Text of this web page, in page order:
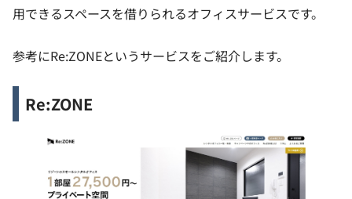
用できるスペースを借りられるオフィスサービスです。
参考にRe:ZONEというサービスをご紹介します。
Re:ZONE